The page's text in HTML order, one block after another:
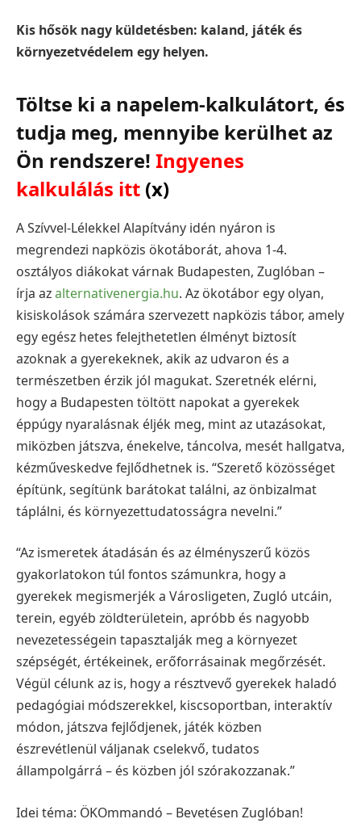
Kis hősök nagy küldetésben: kaland, játék és
környezetvédelem egy helyen.
Töltse ki a napelem-kalkulátort, és
tudja meg, mennyibe kerülhet az
Ön rendszere! Ingyenes
kalkulálás itt (x)
A Szívvel-Lélekkel Alapítvány idén nyáron is
megrendezi napközis ökotáborát, ahova 1-4.
osztályos diákokat várnak Budapesten, Zuglóban –
írja azalternativenergia.hu. Az ökotábor egy olyan,
kisiskolások számára szervezett napközis tábor, amely
egy egész hetes felejthetetlen élményt biztosít
azoknak a gyerekeknek, akik az udvaron és a
természetben érzik jól magukat. Szeretnék elérni,
hogy a Budapesten töltött napokat a gyerekek
éppúgy nyaralásnak éljék meg, mint az utazásokat,
miközben játszva, énekelve, táncolva, mesét hallgatva,
kézműveskedve fejlődhetnek is. “Szerető közösséget
építünk, segítünk barátokat találni, az önbizalmat
táplálni, és környezettudatosságra nevelni.”
“Az ismeretek átadásán és az élményszerű közös
gyakorlatokon túl fontos számunkra, hogy a
gyerekek megismerjék a Városligeten, Zugló utcáin,
terein, egyéb zöldterületein, apróbb és nagyobb
nevezetességein tapasztalják meg a környezet
szépségét, értékeinek, erőforrásainak megőrzését.
Végül célunk az is, hogy a résztvevő gyerekek haladó
pedagógiai módszerekkel, kiscsoportban, interaktív
módon, játszva fejlődjenek, játék közben
észrevétlenül váljanak cselekvő, tudatos
állampolgárrá – és közben jól szórakozzanak.”
Idei téma: ÖKOmmandó – Bevetésen Zuglóban!